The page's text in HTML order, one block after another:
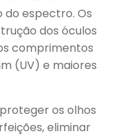
do espectro. Os
dos óculos
comprimentos
(UV) e maiores
os olhos
eliminar